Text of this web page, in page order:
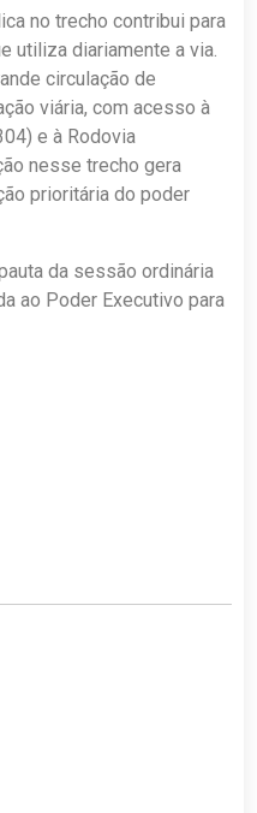
no trecho contribui para
utiliza diariamente a via.
circulação de
viária, com acesso à
e à Rodovia
nesse trecho gera
prioritária do poder
da sessão ordinária
ao Poder Executivo para